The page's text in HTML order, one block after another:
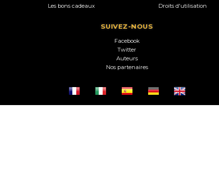
Les bons cadeaux
Droits d'utilisation
SUIVEZ-NOUS
Facebook
Twitter
Auteurs
Nos partenaires